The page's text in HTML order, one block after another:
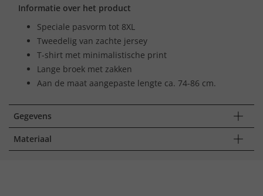
Informatie over het product
Speciale pasvorm tot 8XL
Tweedelig van zachte jersey
T-shirt met minimalistische print
Lange broek met zakken
Aan de maat aangepaste lengte ca. 74-86 cm.
Gegevens
Materiaal